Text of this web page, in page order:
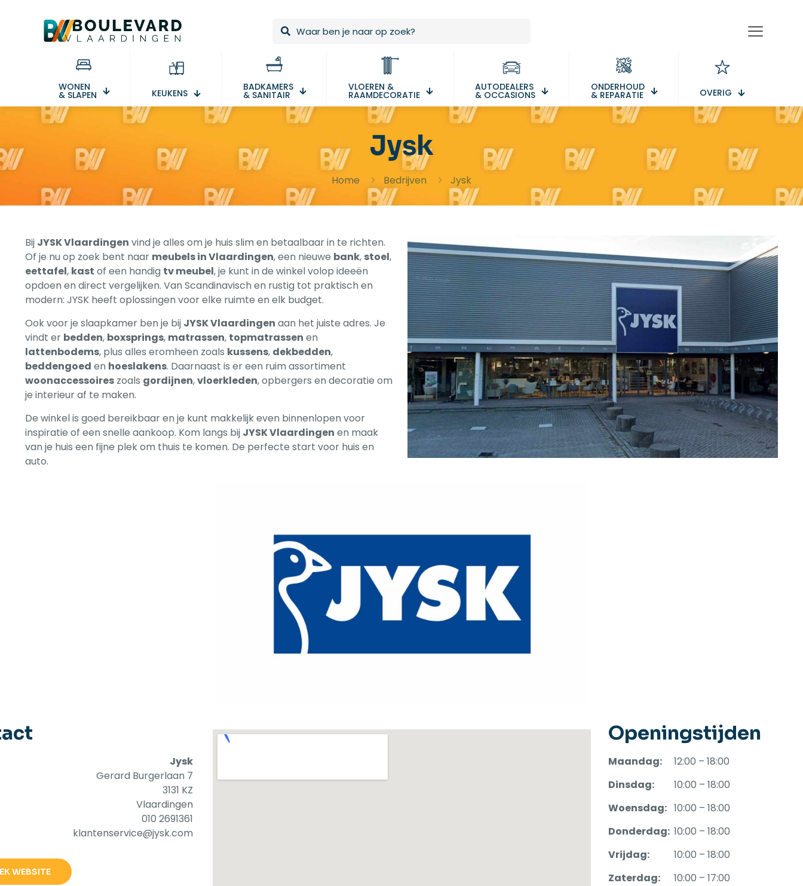
WONEN
& SLAPEN KEUKENS
BADKAMERS
& SANITAIR
VLOEREN &
RAAMDECORATIE
AUTODEALERS
& OCCASIONS
ONDERHOUD
& REPARATIE OVERIG
Jysk
Home Bedrijven Jysk
Bij JYSK Vlaardingen vind je alles om je huis slim en betaalbaar in te richten.
Of je nu op zoek bent naar meubels in Vlaardingen, een nieuwe bank, stoel,
eettafel, kast of een handig tv meubel, je kunt in de winkel volop ideeën
opdoen en direct vergelijken. Van Scandinavisch en rustig tot praktisch en
modern: JYSK heeft oplossingen voor elke ruimte en elk budget.
Ook voor je slaapkamer ben je bij JYSK Vlaardingen aan het juiste adres. Je
vindt er bedden, boxsprings, matrassen, topmatrassen en
lattenbodems, plus alles eromheen zoals kussens, dekbedden,
beddengoed en hoeslakens. Daarnaast is er een ruim assortiment
woonaccessoires zoals gordijnen,vloerkleden, opbergers en decoratie om
je interieur af te maken.
De winkel is goed bereikbaar en je kunt makkelijk even binnenlopen voor
inspiratie of een snelle aankoop. Kom langs bij JYSK Vlaardingen en maak
van je huis een fijne plek om thuis te komen. De perfecte start voor huis en
auto.
Jysk
Gerard Burgerlaan 7
3131 KZ
Vlaardingen
010 2691361
klantenservice@jysk.com
WEBSITE
Openingstijden
Maandag:
12:00 – 18:00
Dinsdag:
10:00 – 18:00
Woensdag: 10:00 – 18:00
Donderdag: 10:00 – 18:00
Vrijdag:
10:00 – 18:00
Zaterdag:
10:00 – 17:00